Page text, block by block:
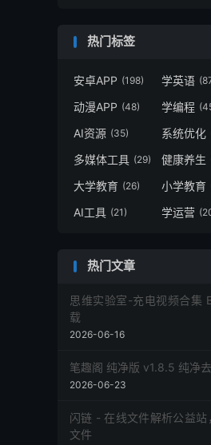
热门标签
安卓APP (198) 学英语
动漫APP (48) 学编程
AI资源 (35) 系统优化
多媒体工具 (29) 健康养生
大学教育 (26) 小学教育
AI工具 (21) 学运营
热门文章
思维实验室-充电视频合集
载
2026-06-16
笔趣阁 纯净版 v1.8.5 纯净
2026-06-23
闪链 - 在线文件解析公益
文件